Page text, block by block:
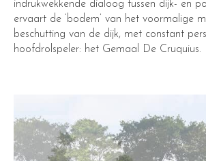
indrukwekkende dialoog tussen dijk- en
ervaart de ‘bodem’ van het voormalige
beschutting van de dijk, met constant
hoofdrolspeler: het Gemaal De Cruquius.